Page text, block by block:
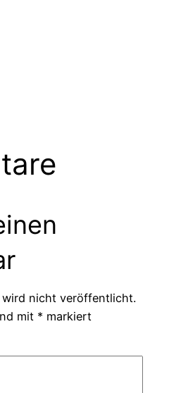
wird nicht veröffentlicht.
mit * markiert